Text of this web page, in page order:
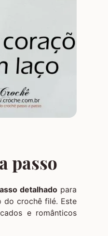
passo
detalhadopara
do crochê filé. Este
e românticos